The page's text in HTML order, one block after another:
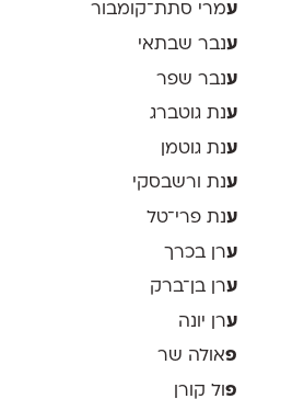
עמרי סתת־קומבור
ענבר שבתאי
ענבר שפר
ענת גוטברג
ענת גוטמן
ענת ורשבסקי
ענת פרי־טל
ערן בכרך
ערן בן־ברק
ערן יונה
פאולה שר
פ ול קורן